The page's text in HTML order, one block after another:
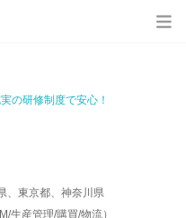
の研修制度で安心！
、東京都、神奈川県
生産管理/購買/物流）